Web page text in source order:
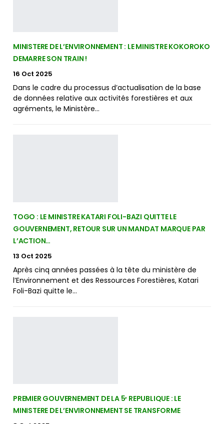
MINISTERE DE L’ENVIRONNEMENT : LE MINISTRE KOKOROKO
DEMARRE SON TRAIN !
16 Oct 2025
Dans le cadre du processus d’actualisation de la base
de données relative aux activités forestières et aux
agréments, le Ministère…
TOGO : LE MINISTRE KATARI FOLI-BAZI QUITTE LE
GOUVERNEMENT, RETOUR SUR UN MANDAT MARQUE PAR
L’ACTION…
13 Oct 2025
Après cinq années passées à la tête du ministère de
l’Environnement et des Ressources Forestières, Katari
Foli-Bazi quitte le…
PREMIER GOUVERNEMENT DE LA 5ᵉ REPUBLIQUE : LE
MINISTERE DE L’ENVIRONNEMENT SE TRANSFORME